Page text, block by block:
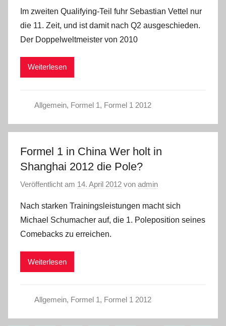
Im zweiten Qualifying-Teil fuhr Sebastian Vettel nur
die 11. Zeit, und ist damit nach Q2 ausgeschieden.
Der Doppelweltmeister von 2010
Weiterlesen
Allgemein, Formel 1, Formel 1 2012
Formel 1 in China Wer holt in
Shanghai 2012 die Pole?
Veröffentlicht am 14. April 2012 von admin
Nach starken Trainingsleistungen macht sich
Michael Schumacher auf, die 1. Poleposition seines
Comebacks zu erreichen.
Weiterlesen
Allgemein, Formel 1, Formel 1 2012